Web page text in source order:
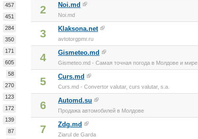
457
451
284
350
171
605
58
270
123
172
139
87
2 Noi.md
Noi.md
3 Klaksona.net
avtotorgpmr.ru
4 Gismeteo.md
Gismeteo.md - Самая точная погода в Молдове и мире
5 Curs.md
Curs.md - Convertor valutar, curs valutar, s.a.
6 Automd.su
Продажа автомобилей в Молдове
7 Zdg.md
Ziarul de Garda